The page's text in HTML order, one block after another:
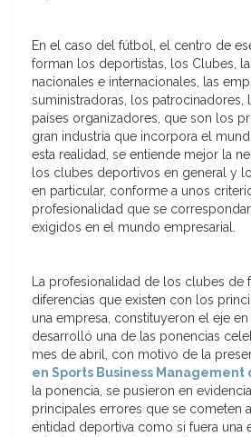
En el caso del fútbol, el centro de
forman los deportistas, los Clubes,
nacionales e internacionales, las
suministradoras, los patrocinadores,
países organizadores, que son los
gran industria que incorpora el
esta realidad, se entiende mejor la
los clubes deportivos en general y
en particular, conforme a unos
profesionalidad que se
exigidos en el mundo empresarial.
La profesionalidad de los clubes de
diferencias que existen con los
una empresa, constituyeron el eje
desarrolló una de las ponencias
mes de abril, con motivo de la
en Sports Business Management
la ponencia, se pusieron en
principales errores que se cometen
entidad deportiva como si fuera una